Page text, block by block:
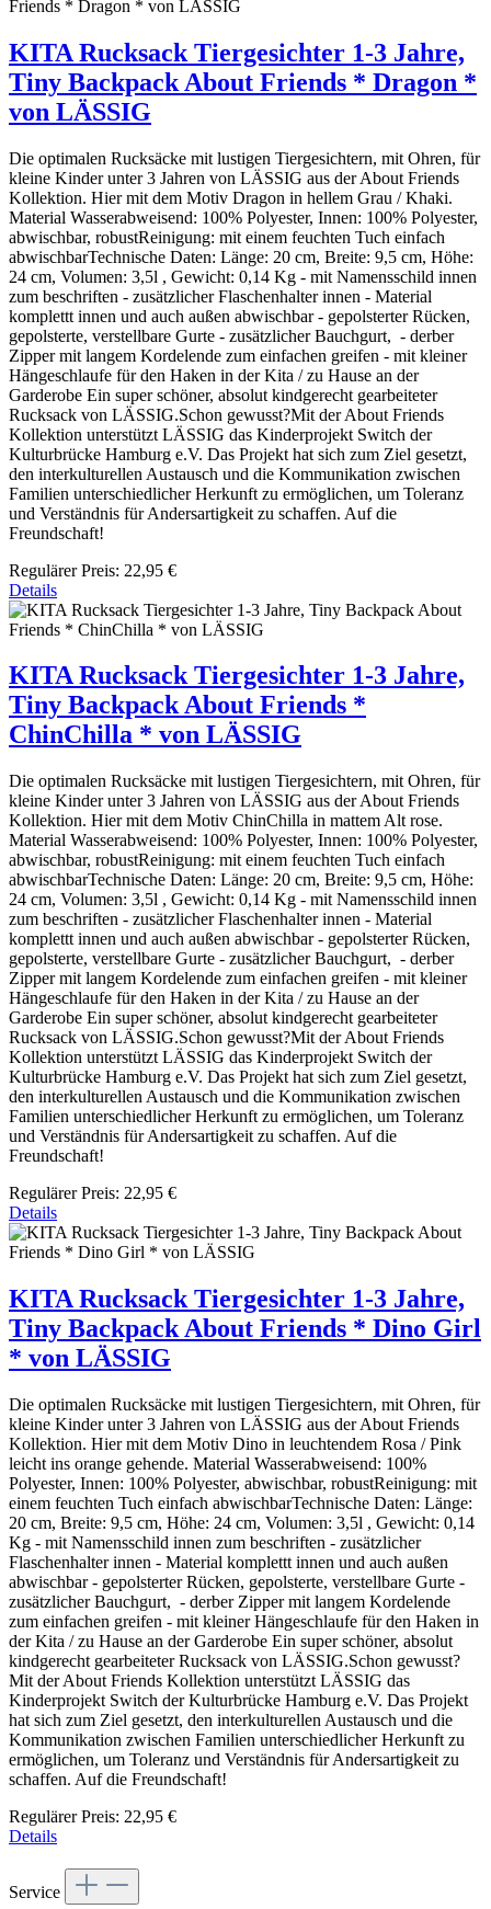
KITA Rucksack Tiergesichter 1-3 Jahre,
Tiny Backpack About Friends * Dragon *
von LÄSSIG
Die optimalen Rucksäcke mit lustigen Tiergesichtern, mit Ohren, für
kleine Kinder unter 3 Jahren von LÄSSIG aus der About Friends
Kollektion. Hier mit dem Motiv Dragon in hellem Grau / Khaki.
Material Wasserabweisend: 100% Polyester, Innen: 100% Polyester,
abwischbar, robustReinigung: mit einem feuchten Tuch einfach
abwischbarTechnische Daten: Länge: 20 cm, Breite: 9,5 cm, Höhe:
24 cm, Volumen: 3,5l , Gewicht: 0,14 Kg - mit Namensschild innen
zum beschriften - zusätzlicher Flaschenhalter innen - Material
komplettt innen und auch außen abwischbar - gepolsterter Rücken,
gepolsterte, verstellbare Gurte - zusätzlicher Bauchgurt, - derber
Zipper mit langem Kordelende zum einfachen greifen - mit kleiner
Hängeschlaufe für den Haken in der Kita / zu Hause an der
Garderobe Ein super schöner, absolut kindgerecht gearbeiteter
Rucksack von LÄSSIG.Schon gewusst?Mit der About Friends
Kollektion unterstützt LÄSSIG das Kinderprojekt Switch der
Kulturbrücke Hamburg e.V. Das Projekt hat sich zum Ziel gesetzt,
den interkulturellen Austausch und die Kommunikation zwischen
Familien unterschiedlicher Herkunft zu ermöglichen, um Toleranz
und Verständnis für Andersartigkeit zu schaffen. Auf die
Freundschaft!
Regulärer Preis: 22,95 €
Details
KITA Rucksack Tiergesichter 1-3 Jahre,
Tiny Backpack About Friends *
ChinChilla * von LÄSSIG
Die optimalen Rucksäcke mit lustigen Tiergesichtern, mit Ohren, für
kleine Kinder unter 3 Jahren von LÄSSIG aus der About Friends
Kollektion. Hier mit dem Motiv ChinChilla in mattem Alt rose.
Material Wasserabweisend: 100% Polyester, Innen: 100% Polyester,
abwischbar, robustReinigung: mit einem feuchten Tuch einfach
abwischbarTechnische Daten: Länge: 20 cm, Breite: 9,5 cm, Höhe:
24 cm, Volumen: 3,5l , Gewicht: 0,14 Kg - mit Namensschild innen
zum beschriften - zusätzlicher Flaschenhalter innen - Material
komplettt innen und auch außen abwischbar - gepolsterter Rücken,
gepolsterte, verstellbare Gurte - zusätzlicher Bauchgurt, - derber
Zipper mit langem Kordelende zum einfachen greifen - mit kleiner
Hängeschlaufe für den Haken in der Kita / zu Hause an der
Garderobe Ein super schöner, absolut kindgerecht gearbeiteter
Rucksack von LÄSSIG.Schon gewusst?Mit der About Friends
Kollektion unterstützt LÄSSIG das Kinderprojekt Switch der
Kulturbrücke Hamburg e.V. Das Projekt hat sich zum Ziel gesetzt,
den interkulturellen Austausch und die Kommunikation zwischen
Familien unterschiedlicher Herkunft zu ermöglichen, um Toleranz
und Verständnis für Andersartigkeit zu schaffen. Auf die
Freundschaft!
Regulärer Preis: 22,95 €
Details
KITA Rucksack Tiergesichter 1-3 Jahre,
Tiny Backpack About Friends * Dino Girl
* von LÄSSIG
Die optimalen Rucksäcke mit lustigen Tiergesichtern, mit Ohren, für
kleine Kinder unter 3 Jahren von LÄSSIG aus der About Friends
Kollektion. Hier mit dem Motiv Dino in leuchtendem Rosa / Pink
leicht ins orange gehende. Material Wasserabweisend: 100%
Polyester, Innen: 100% Polyester, abwischbar, robustReinigung: mit
einem feuchten Tuch einfach abwischbarTechnische Daten: Länge:
20 cm, Breite: 9,5 cm, Höhe: 24 cm, Volumen: 3,5l , Gewicht: 0,14
Kg - mit Namensschild innen zum beschriften - zusätzlicher
Flaschenhalter innen - Material komplettt innen und auch außen
abwischbar - gepolsterter Rücken, gepolsterte, verstellbare Gurte -
zusätzlicher Bauchgurt, - derber Zipper mit langem Kordelende
zum einfachen greifen - mit kleiner Hängeschlaufe für den Haken in
der Kita / zu Hause an der Garderobe Ein super schöner, absolut
kindgerecht gearbeiteter Rucksack von LÄSSIG.Schon gewusst?
Mit der About Friends Kollektion unterstützt LÄSSIG das
Kinderprojekt Switch der Kulturbrücke Hamburg e.V. Das Projekt
hat sich zum Ziel gesetzt, den interkulturellen Austausch und die
Kommunikation zwischen Familien unterschiedlicher Herkunft zu
ermöglichen, um Toleranz und Verständnis für Andersartigkeit zu
schaffen. Auf die Freundschaft!
Regulärer Preis: 22,95 €
Details
Service